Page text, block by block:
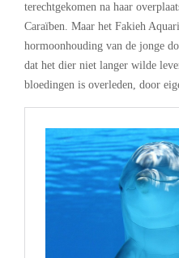
terechtgekomen na haar
Caraïben. Maar het Fakieh
hormoonhouding van de jonge
dat het dier niet langer wilde
bloedingen is overleden, door